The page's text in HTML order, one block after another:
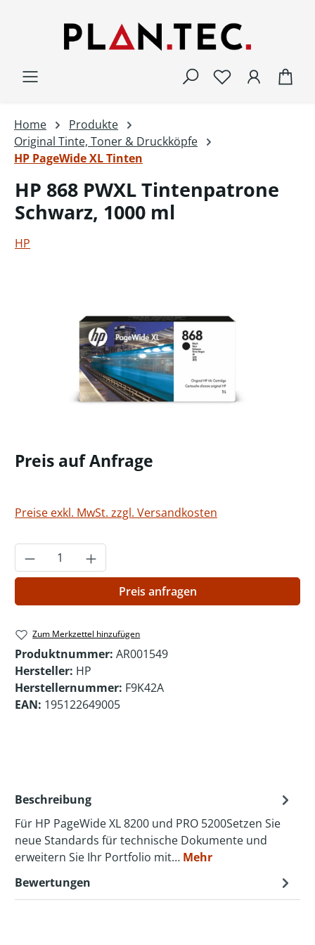
Home
Produkte
Original Tinte, Toner & Druckköpfe
HP PageWide XL Tinten
HP 868 PWXL Tintenpatrone
Schwarz, 1000 ml
HP
Preis auf Anfrage
Preise exkl. MwSt. zzgl. Versandkosten
Produkt Anzahl: Gib den gewünschten
Preis anfragen
Zum Merkzettel hinzufügen
Produktnummer: AR001549
Hersteller: HP
Herstellernummer: F9K42A
EAN: 195122649005
Beschreibung
Für HP PageWide XL 8200 und PRO 5200Setzen Sie
neue Standards für technische Dokumente und
erweitern Sie Ihr Portfolio mit… Mehr
Bewertungen